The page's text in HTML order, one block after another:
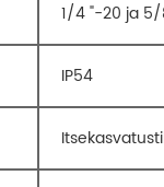
1/4 "-20 ja
IP54